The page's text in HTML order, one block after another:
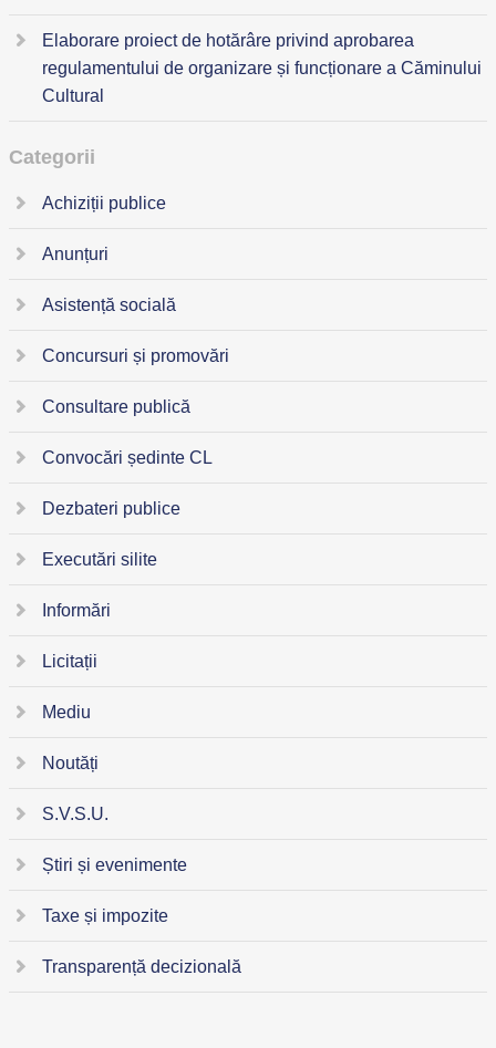
Elaborare proiect de hotărâre privind aprobarea
regulamentului de organizare și funcționare a Căminului
Cultural
Categorii
Achiziții publice
Anunțuri
Asistență socială
Concursuri și promovări
Consultare publică
Convocări ședinte CL
Dezbateri publice
Executări silite
Informări
Licitații
Mediu
Noutăți
S.V.S.U.
Știri și evenimente
Taxe și impozite
Transparență decizională